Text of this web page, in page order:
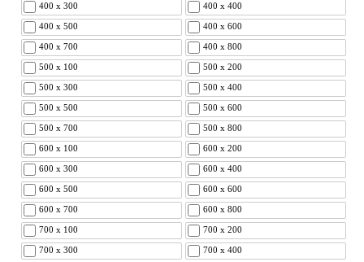
400 x 300 400 x 400
400 x 500 400 x 600
400 x 700 400 x 800
500 x 100 500 x 200
500 x 300 500 x 400
500 x 500 500 x 600
500 x 700 500 x 800
600 x 100 600 x 200
600 x 300 600 x 400
600 x 500 600 x 600
600 x 700 600 x 800
700 x 100 700 x 200
700 x 300 700 x 400